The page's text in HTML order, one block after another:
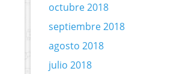
octubre 2018
septiembre 2018
agosto 2018
julio 2018